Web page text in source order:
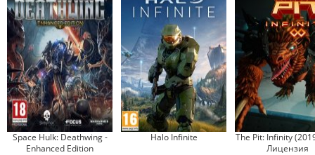
Space Hulk: Deathwing -
Enhanced Edition
Halo Infinite
The Pit: Infinity
Лицензия